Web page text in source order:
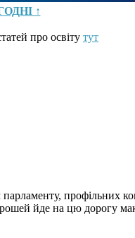
↑
про освіту тут
профільних
йде на цю дорогу